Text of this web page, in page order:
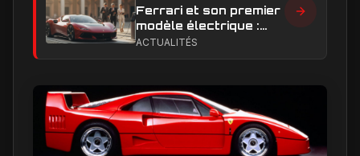
Ferrari et son premier
modèle électrique :
calendrier de
ACTUALITÉS